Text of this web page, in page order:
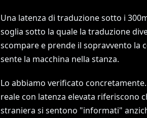
Una latenza di traduzione sotto i
soglia sotto la quale la traduzione
scompare e prende il sopravvento la
sente la macchina nella stanza.
Lo abbiamo verificato
reale con latenza elevata riferiscono
straniera si sentono "informati"